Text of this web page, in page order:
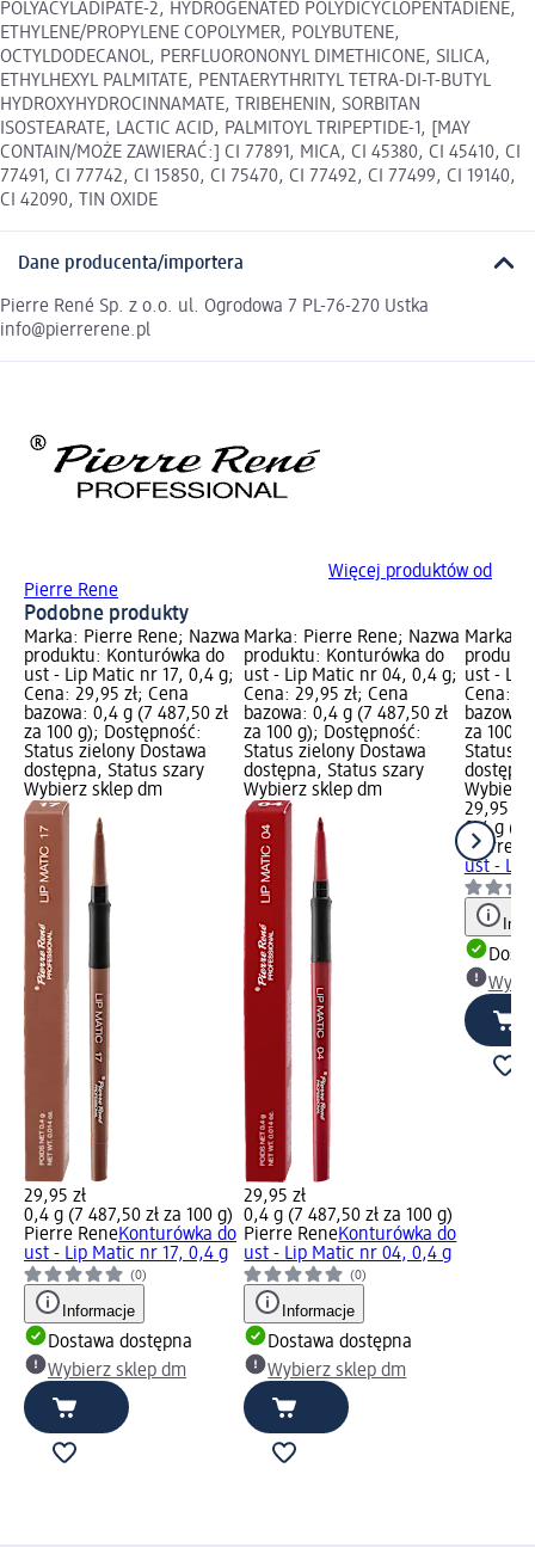
POLYACYLADIPATE-2, HYDROGENATED POLYDICYCLOPENTADIENE,
ETHYLENE/PROPYLENE COPOLYMER, POLYBUTENE,
OCTYLDODECANOL, PERFLUORONONYL DIMETHICONE, SILICA,
ETHYLHEXYL PALMITATE, PENTAERYTHRITYL TETRA-DI-T-BUTYL
HYDROXYHYDROCINNAMATE, TRIBEHENIN, SORBITAN
ISOSTEARATE, LACTIC ACID, PALMITOYL TRIPEPTIDE-1, [MAY
CONTAIN/MOŻE ZAWIERAĆ:] CI 77891, MICA, CI 45380, CI 45410, CI
77491, CI 77742, CI 15850, CI 75470, CI 77492, CI 77499, CI 19140,
CI 42090, TIN OXIDE
Dane producenta/importera
Pierre René Sp. z o.o. ul. Ogrodowa 7 PL-76-270 Ustka
info@pierrerene.pl
Więcej produktów od
Pierre Rene
Podobne produkty
Marka: Pierre Rene; Nazwa
produktu: Konturówka do
ust - Lip Matic nr 17, 0,4 g;
Cena: 29,95 zł; Cena
bazowa: 0,4 g (7 487,50 zł
za 100 g); Dostępność:
Status zielony Dostawa
dostępna, Status szary
Wybierz sklep dm
29,95 zł
0,4 g (7 487,50 zł za 100 g)
Pierre ReneKonturówka do
ust - Lip Matic nr 17, 0,4 g
(0)
Informacje
Dostawa dostępna
Wybierz sklep dm
Marka: Pierre Rene; Nazwa
produktu: Konturówka do
ust - Lip Matic nr 04, 0,4 g;
Cena: 29,95 zł; Cena
bazowa: 0,4 g (7 487,50 zł
za 100 g); Dostępność:
Status zielony Dostawa
dostępna, Status szary
Wybierz sklep dm
29,95 zł
0,4 g (7 487,50 zł za 100 g)
Pierre ReneKonturówka do
ust - Lip Matic nr 04, 0,4 g
(0)
Informacje
Dostawa dostępna
Wybierz sklep dm
Marka:
ust - Lip
Cena:
bazowa:
za 100
Status
Wybierz
29,95 zł
0,4 g (7
Pierre
ust - Lip